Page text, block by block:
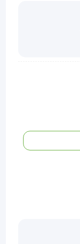
جهت بر طرف نمودن کبودی دور چشم و بینی بعد از عمل